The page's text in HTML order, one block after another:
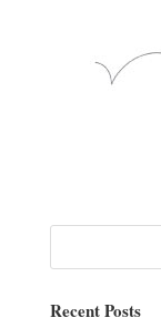
Recent Posts